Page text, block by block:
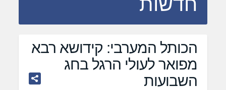
הכותל המערבי: קידושא רבא
מפואר לעולי הרגל בחג
השבועות